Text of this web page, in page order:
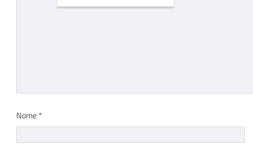
Nome *